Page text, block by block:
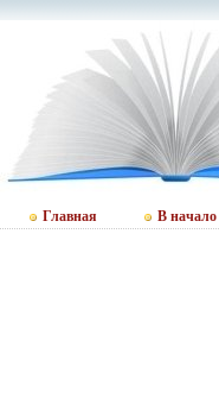
Главная В начало